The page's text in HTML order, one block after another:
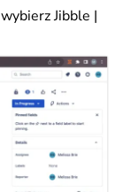
Jibble |